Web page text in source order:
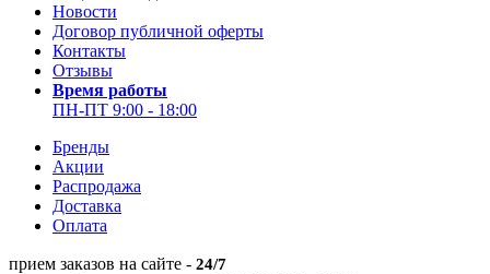
Новости
Договор публичной оферты
Контакты
Отзывы
Время работы
ПН-ПТ 9:00 - 18:00
Бренды
Акции
Распродажа
Доставка
Оплата
прием заказов на сайте - 24/7